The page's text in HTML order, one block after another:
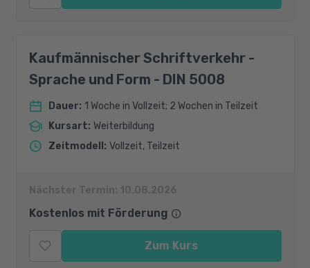
Kaufmännischer Schriftverkehr -
Sprache und Form - DIN 5008
Dauer: 1 Woche in Vollzeit; 2 Wochen in Teilzeit
Kursart: Weiterbildung
Zeitmodell : Vollzeit, Teilzeit
Nächster Termin: 10.08.2026
Kostenlos mit Förderung
Zum Kurs